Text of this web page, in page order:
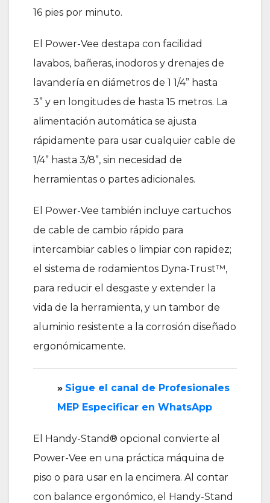
16 pies por minuto.
El Power-Vee destapa con facilidad
lavabos, bañeras, inodoros y drenajes de
lavandería en diámetros de 1 1/4” hasta
3” y en longitudes de hasta 15 metros. La
alimentación automática se ajusta
rápidamente para usar cualquier cable de
1/4” hasta 3/8”, sin necesidad de
herramientas o partes adicionales.
El Power-Vee también incluye cartuchos
de cable de cambio rápido para
intercambiar cables o limpiar con rapidez;
el sistema de rodamientos Dyna-Trust™,
para reducir el desgaste y extender la
vida de la herramienta, y un tambor de
aluminio resistente a la corrosión diseñado
ergonómicamente.
» ‎Sigue el canal de Profesionales
MEP Especificar en WhatsApp
El Handy-Stand® opcional convierte al
Power-Vee en una práctica máquina de
piso o para usar en la encimera. Al contar
con balance ergonómico, el Handy-Stand